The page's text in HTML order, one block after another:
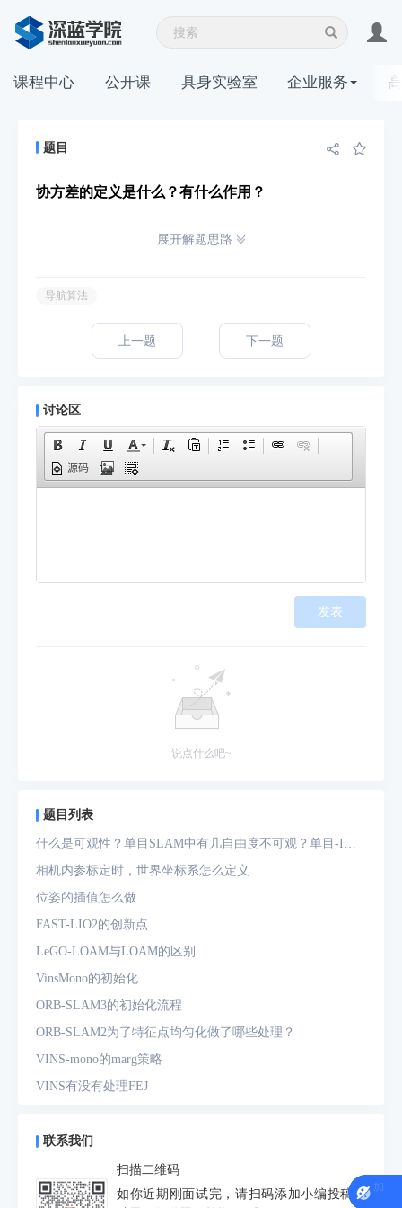
课程中心 公开课 具身实验室 企业服务
题目
协方差的定义是什么？有什么作用？
展开解题思路
导航算法
上一题 下一题
讨论区
源码
发表
说点什么吧~
题目列表
什么是可观性？单目SLAM中有几自由度不可观？单目-IMU
系统中有几自由度不可观？
相机内参标定时，世界坐标系怎么定义
位姿的插值怎么做
FAST-LIO2的创新点
LeGO-LOAM与LOAM的区别
VinsMono的初始化
ORB-SLAM3的初始化流程
ORB-SLAM2为了特征点均匀化做了哪些处理？
VINS-mono的marg策略
VINS有没有处理FEJ
预积分中的bias如何处理
为什么要进行预积分
IMU测量方程是什么？噪声模型是什么？
联系我们
扫描二维码
如你近期刚面试完，请扫码添加小编投稿面